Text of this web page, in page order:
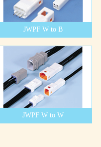
JWPF W to B
JWPF W to W